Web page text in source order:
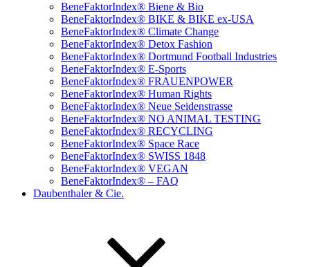
BeneFaktorIndex® Biene & Bio
BeneFaktorIndex® BIKE & BIKE ex-USA
BeneFaktorIndex® Climate Change
BeneFaktorIndex® Detox Fashion
BeneFaktorIndex® Dortmund Football Industries
BeneFaktorIndex® E-Sports
BeneFaktorIndex® FRAUENPOWER
BeneFaktorIndex® Human Rights
BeneFaktorIndex® Neue Seidenstrasse
BeneFaktorIndex® NO ANIMAL TESTING
BeneFaktorIndex® RECYCLING
BeneFaktorIndex® Space Race
BeneFaktorIndex® SWISS 1848
BeneFaktorIndex® VEGAN
BeneFaktorIndex® – FAQ
Daubenthaler & Cie.